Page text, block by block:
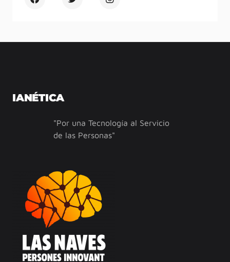
IANÉTICA
"Por una Tecnología al Servicio
de las Personas"